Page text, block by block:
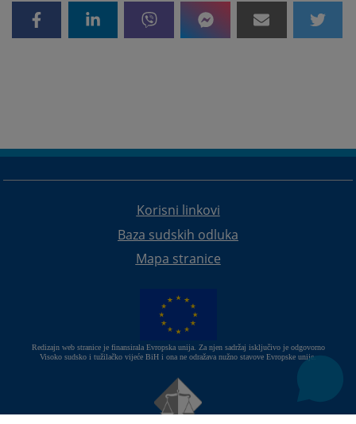
Korisni linkovi
Baza sudskih odluka
Mapa stranice
Redizajn web stranice je finansirala Evropska unija. Za njen sadržaj isključivo je odgovorno
Visoko sudsko i tužilačko vijeće BiH i ona ne odražava nužno stavove Evropske unije.